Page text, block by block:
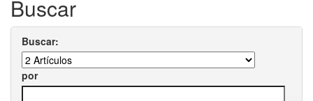
Buscar
Buscar:
por